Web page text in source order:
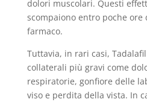
dolori muscolari. Questi
scompaiono entro poche ore
farmaco.
Tuttavia, in rari casi,
collaterali più gravi come
respiratorie, gonfiore delle
viso e perdita della vista. In